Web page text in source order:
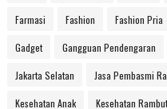
Farmasi Fashion Fashion Pria
Gadget Gangguan Pendengaran
Jakarta Selatan Jasa Pembasmi
Kesehatan Anak Kesehatan Rambut